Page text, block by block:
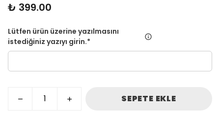
₺ 399.00
Lütfen ürün üzerine yazılmasını
istediğiniz yazıyı girin.*
SEPETE EKLE